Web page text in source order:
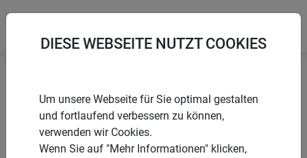
Startseite Sonnensegel Sun Sail CAPRI Quadrat
DIESE WEBSEITE NUTZT COOKIES
Um unsere Webseite für Sie optimal gestalten
und fortlaufend verbessern zu können,
verwenden wir Cookies.
Wenn Sie auf "Mehr Informationen" klicken,